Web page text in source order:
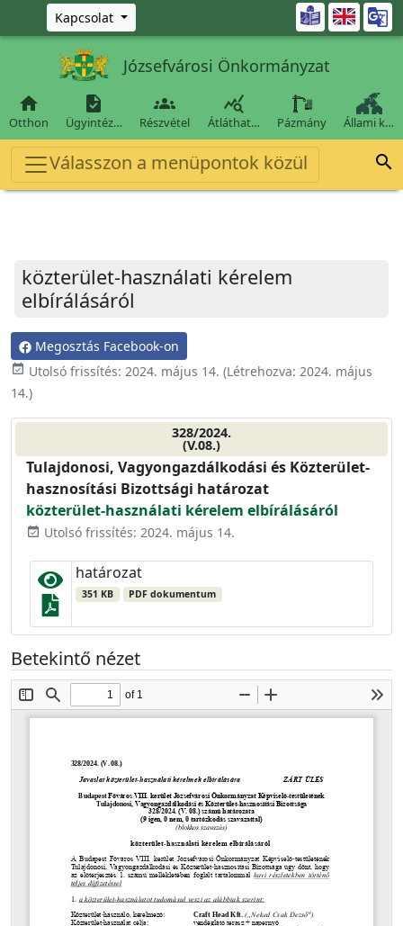
Ugrás a fő tartalomra
Kapcsolat 
Józsefvárosi Önkormányzat

Otthon

Ügyintéz…

Részvétel

Átláthat… Pázmány Állami k…
Válasszon a menüpontok közül 
közterület-használati kérelem
elbírálásáról
Megosztás Facebook-on
event_available Utolsó frissítés: 2024. május 14. (Létrehozva: 2024. május
14.)
328/2024.
(V.08.)
Tulajdonosi, Vagyongazdálkodási és Közterület-
hasznosítási Bizottsági határozat
közterület-használati kérelem elbírálásáról
event_available Utolsó frissítés: 2024. május 14.
határozat
351 KB PDF dokumentum
Betekintő nézet